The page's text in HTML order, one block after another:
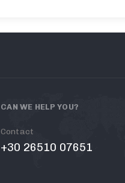
CAN WE HELP YOU?
Contact
+30 26510 07651